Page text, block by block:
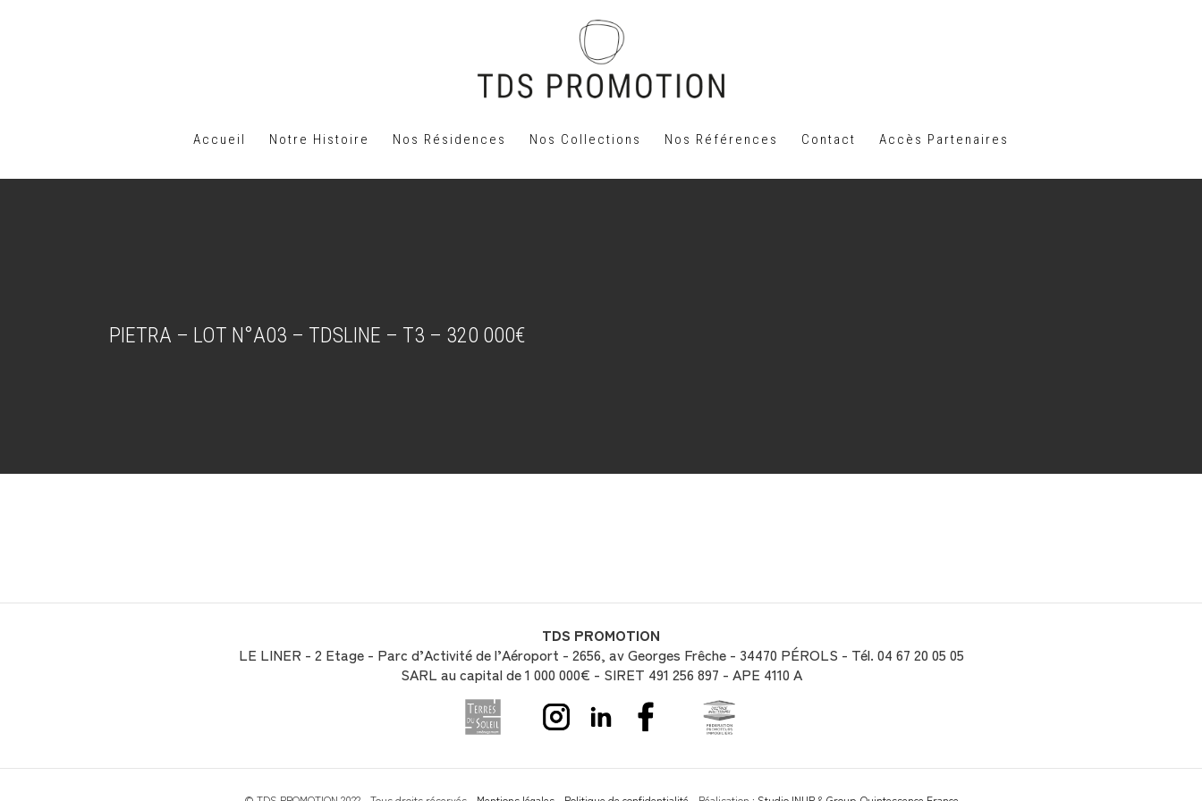
Accueil Notre Histoire Nos Résidences Nos Collections Nos Références Contact Accès Partenaires
PIETRA – LOT N°A03 – TDSLINE – T3 – 320 000€
TDS PROMOTION
LE LINER - 2 Etage - Parc d’Activité de l’Aéroport - 2656, av Georges Frêche - 34470 PÉROLS - Tél. 04 67 20 05 05
SARL au capital de 1 000 000€ - SIRET 491 256 897 - APE 4110 A